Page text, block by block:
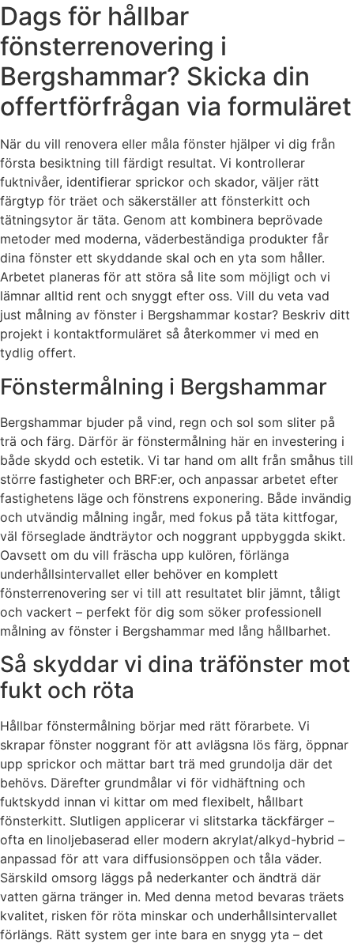
Dags för hållbar
fönsterrenovering i
Bergshammar? Skicka din
offertförfrågan via formuläret
När du vill renovera eller måla fönster hjälper vi dig från
första besiktning till färdigt resultat. Vi kontrollerar
fuktnivåer, identifierar sprickor och skador, väljer rätt
färgtyp för träet och säkerställer att fönsterkitt och
tätningsytor är täta. Genom att kombinera beprövade
metoder med moderna, väderbeständiga produkter får
dina fönster ett skyddande skal och en yta som håller.
Arbetet planeras för att störa så lite som möjligt och vi
lämnar alltid rent och snyggt efter oss. Vill du veta vad
just målning av fönster i Bergshammar kostar? Beskriv ditt
projekt i kontaktformuläret så återkommer vi med en
tydlig offert.
Fönstermålning i Bergshammar
Bergshammar bjuder på vind, regn och sol som sliter på
trä och färg. Därför är fönstermålning här en investering i
både skydd och estetik. Vi tar hand om allt från småhus till
större fastigheter och BRF:er, och anpassar arbetet efter
fastighetens läge och fönstrens exponering. Både invändig
och utvändig målning ingår, med fokus på täta kittfogar,
väl förseglade ändträytor och noggrant uppbyggda skikt.
Oavsett om du vill fräscha upp kulören, förlänga
underhållsintervallet eller behöver en komplett
fönsterrenovering ser vi till att resultatet blir jämnt, tåligt
och vackert – perfekt för dig som söker professionell
målning av fönster i Bergshammar med lång hållbarhet.
Så skyddar vi dina träfönster mot
fukt och röta
Hållbar fönstermålning börjar med rätt förarbete. Vi
skrapar fönster noggrant för att avlägsna lös färg, öppnar
upp sprickor och mättar bart trä med grundolja där det
behövs. Därefter grundmålar vi för vidhäftning och
fuktskydd innan vi kittar om med flexibelt, hållbart
fönsterkitt. Slutligen applicerar vi slitstarka täckfärger –
ofta en linoljebaserad eller modern akrylat/alkyd-hybrid –
anpassad för att vara diffusionsöppen och tåla väder.
Särskild omsorg läggs på nederkanter och ändträ där
vatten gärna tränger in. Med denna metod bevaras träets
kvalitet, risken för röta minskar och underhållsintervallet
förlängs. Rätt system ger inte bara en snygg yta – det